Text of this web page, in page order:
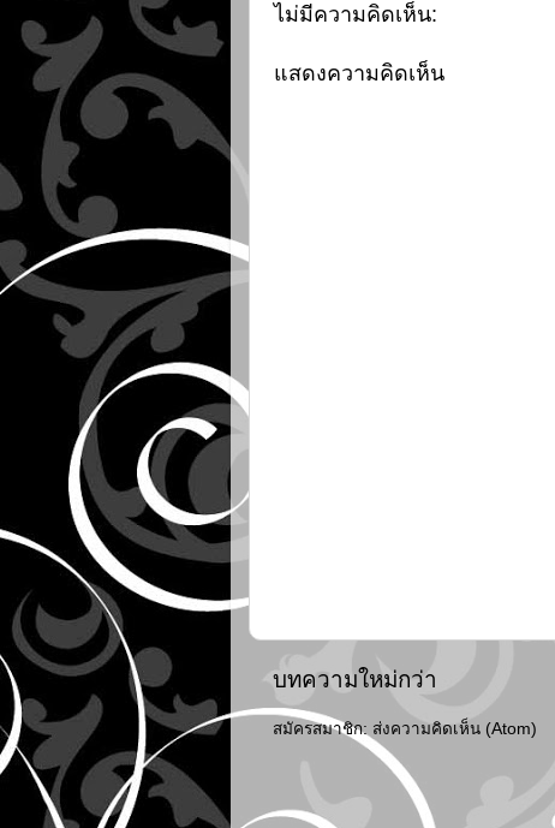
ไม่มีความคิดเห็น:
แสดงความคิดเห็น
บทความใหม่กว่า
สมัครสมาชิก: ส่งความคิดเห็น (Atom)